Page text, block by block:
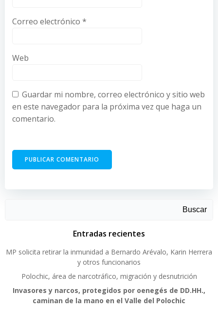
Correo electrónico *
Web
Guardar mi nombre, correo electrónico y sitio web
en este navegador para la próxima vez que haga un
comentario.
Buscar
Entradas recientes
MP solicita retirar la inmunidad a Bernardo Arévalo, Karin Herrera
y otros funcionarios
Polochic, área de narcotráfico, migración y desnutrición
Invasores y narcos, protegidos por oenegés de DD.HH.,
caminan de la mano en el Valle del Polochic